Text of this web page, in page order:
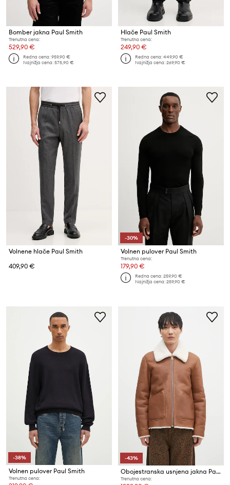
Bomber jakna Paul Smith
Trenutna cena:
529,90 €
Redna cena:959,90 €
Najnižja cena:575,90 €
Hlače Paul Smith
Trenutna cena:
249,90 €
Redna cena:449,90 €
Najnižja cena:269,90 €
Volnene hlače Paul Smith
409,90 €
-30%
Volnen pulover Paul Smith
Trenutna cena:
179,90 €
Redna cena:259,90 €
Najnižja cena:259,90 €
-38%
Volnen pulover Paul Smith
Trenutna cena:
-43%
Obojestranska usnjena jakna Paul Smith
Trenutna cena: